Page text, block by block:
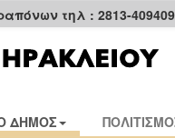
τηλ : 2813-409409
ΔΗΜΟΣ